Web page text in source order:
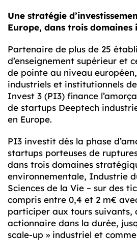
Une stratégie
Europe, dans trois domaines
Partenaire de plus de 25
d’enseignement supérieur et
de pointe au niveau
industriels et institutionnels
Invest 3 (PI3) finance
de startups Deeptech
en Europe.
PI3 investit dès la phase
startups porteuses de
dans trois domaines
environnementale, Industrie
Sciences de la Vie – sur des
compris entre 0,4 et 2 m€
participer aux tours suivants,
actionnaire dans la durée,
scale-up » industriel et